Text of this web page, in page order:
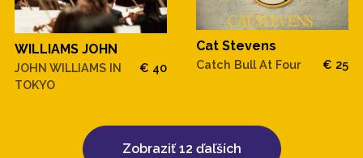
WILLIAMS JOHN
JOHN WILLIAMS IN
TOKYO
€ 40
Cat Stevens
Catch Bull At Four € 25
Zobraziť 12 ďaľších